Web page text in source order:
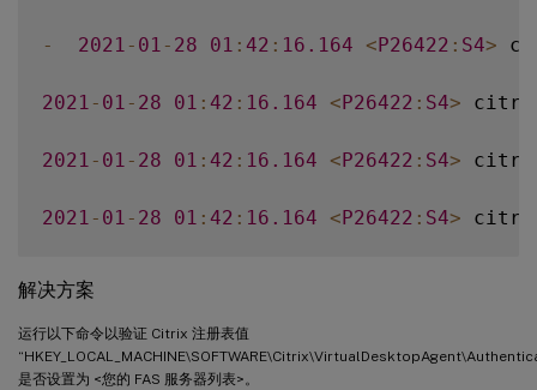
- 2021 - 01 - 28 01 : 42 : 16.164 <P26422 : S4>
2021 - 01 - 28 01 : 42 : 16.164 <P26422 : S4>
2021 - 01 - 28 01 : 42 : 16.164 <P26422 : S4>
2021 - 01 - 28 01 : 42 : 16.164 <P26422 : S4>
解决方案
运行以下命令以验证 Citrix 注册表值
是否设置为 <您的 FAS 服务器列表>。